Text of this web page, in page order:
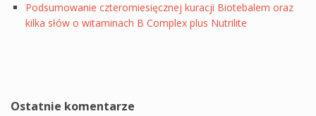
Podsumowanie czteromiesięcznej kuracji Biotebalem oraz
kilka słów o witaminach B Complex plus Nutrilite
Ostatnie komentarze